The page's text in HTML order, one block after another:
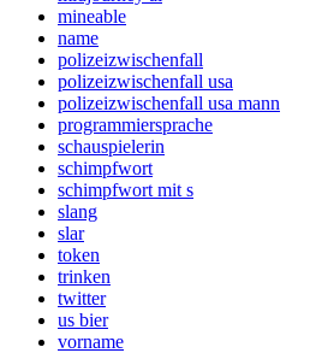
mineable
name
polizeizwischenfall
polizeizwischenfall usa
polizeizwischenfall usa mann
programmiersprache
schauspielerin
schimpfwort
schimpfwort mit s
slang
slar
token
trinken
twitter
us bier
vorname